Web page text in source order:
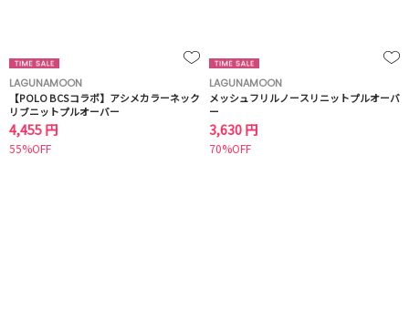
LAGUNAMOON
【POLO BCSコラボ】アシメカラーネック
リブニットプルオーバー
4,455 円
55%OFF
LAGUNAMOON
メッシュフリルノースリニットプルオーバ
ー
3,630 円
70%OFF